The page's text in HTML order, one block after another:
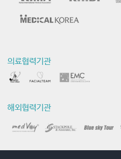
의료협력기관
해외협력기관